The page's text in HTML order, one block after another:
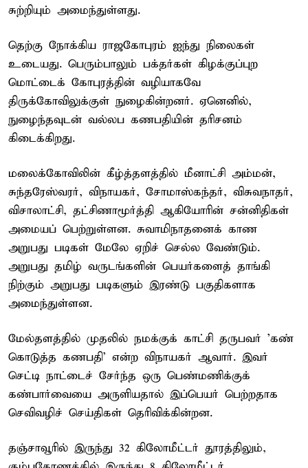
சுற்றியும் அமைந்துள்ளது.
தெற்கு நோக்கிய ராஜகோபுரம் ஐந்து நிலைகள்
உடையது. பெரும்பாலும் பக்தர்கள் கிழக்குப்புற
மொட்டைக் கோபுரத்தின் வழியாகவே
திருக்கோவிலுக்குள் நுழைகின்றனர். ஏனெனில்,
நுழைந்தவுடன் வல்லப கணபதியின் தரிசனம்
கிடைக்கிறது.
மலைக்கோவிலின் கீழ்த்தளத்தில் மீனாட்சி அம்மன்,
சுந்தரேஸ்வரர், விநாயகர், சோமாஸ்கந்தர், விசுவநாதர்,
விசாலாட்சி, தட்சிணாமூர்த்தி ஆகியோரின் சன்னிதிகள்
அமையப் பெற்றுள்ளன. சுவாமிநாதனைக் காண
அறுபது படிகள் மேலே ஏறிச் செல்ல வேண்டும்.
அறுபது தமிழ் வருடங்களின் பெயர்களைத் தாங்கி
நிற்கும் அறுபது படிகளும் இரண்டு பகுதிகளாக
அமைந்துள்ளன.
மேல்தளத்தில் முதலில் நமக்குக் காட்சி தருபவர் 'கண்
கொடுத்த கணபதி' என்ற விநாயகர் ஆவார். இவர்
செட்டி நாட்டைச் சேர்ந்த ஒரு பெண்மணிக்குக்
கண்பார்வையை அருளியதால் இப்பெயர் பெற்றதாக
செவிவழிச் செய்திகள் தெரிவிக்கின்றன.
தஞ்சாவூரில் இருந்து 32 கிலோமீட்டர் தூரத்திலும்,